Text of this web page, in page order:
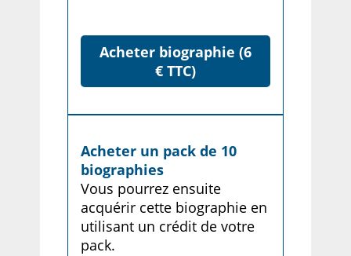
Acheter biographie (6
€ TTC)
Acheter un pack de 10
biographies
Vous pourrez ensuite
acquérir cette biographie en
utilisant un crédit de votre
pack.